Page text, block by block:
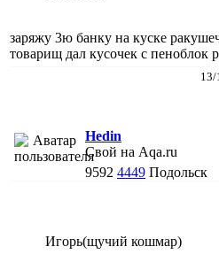
заряжу 3ю банку на куске
товарищ дал кусочек с пеноблок
13/
Hedin
Свой на Aqa.ru
9592 4449 Подольск
Игорь(щучий кошмар)